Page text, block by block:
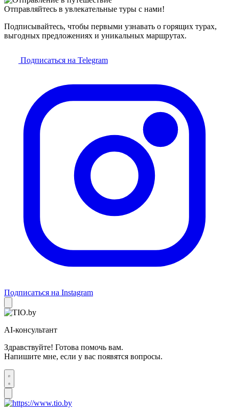
Отправляйтесь в увлекательные туры с нами!
Подписывайтесь, чтобы первыми узнавать о горящих турах,
выгодных предложениях и уникальных маршрутах.
Подписаться на Telegram
Подписаться на Instagram
AI-консультант
Здравствуйте! Готова помочь вам.
Напишите мне, если у вас появятся вопросы.